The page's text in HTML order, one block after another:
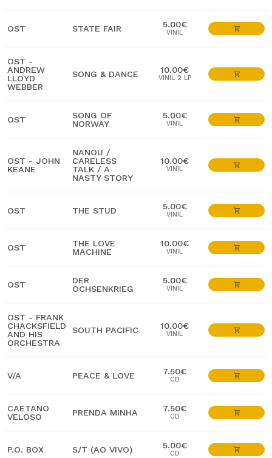
OST STATE FAIR 5.00€
VINIL
OST -
ANDREW
LLOYD
WEBBER
SONG & DANCE 10.00€
VINIL 2 LP
OST
SONG OF
NORWAY
5.00€
VINIL
OST - JOHN
KEANE
NANOU /
CARELESS
TALK / A
NASTY STORY
10.00€
VINIL
OST THE STUD 5.00€
VINIL
OST
THE LOVE
MACHINE
10.00€
VINIL
OST
DER
OCHSENKRIEG
5.00€
VINIL
OST - FRANK
CHACKSFIELD
AND HIS
ORCHESTRA
SOUTH PACIFIC 10.00€
VINIL
V/A PEACE & LOVE 7.50€
CD
CAETANO
VELOSO
PRENDA MINHA 7.50€
CD
P.O. BOX S/T (AO VIVO) 5.00€
CD